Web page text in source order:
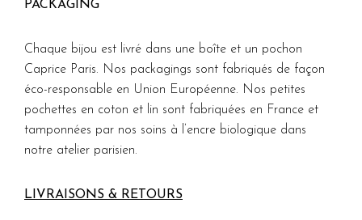
PACKAGING
Chaque bijou est livré dans une boîte et un pochon
Caprice Paris. Nos packagings sont fabriqués de façon
éco-responsable en Union Européenne. Nos petites
pochettes en coton et lin sont fabriquées en France et
tamponnées par nos soins à l’encre biologique dans
notre atelier parisien.
LIVRAISONS & RETOURS